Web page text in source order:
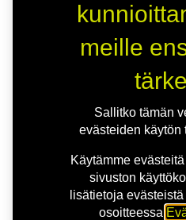
meille
Sallitko tämän
evästeiden
Käytämme
sivuston
lisätietoja
osoitteessa